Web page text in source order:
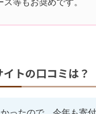
等もお奨めです。
トの口コミは？